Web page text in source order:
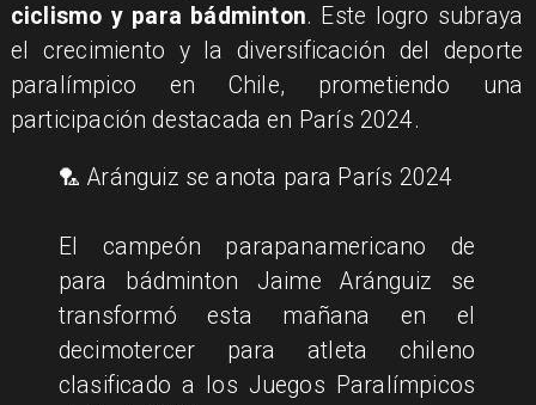
ciclismo y para bádminton. Este logro subraya
el crecimiento y la diversificación del deporte
paralímpico en Chile, prometiendo una
participación destacada en París 2024.
🏸 Aránguiz se anota para París 2024
El campeón parapanamericano de
para bádminton Jaime Aránguiz se
transformó esta mañana en el
decimotercer para atleta chileno
clasificado a los Juegos Paralímpicos